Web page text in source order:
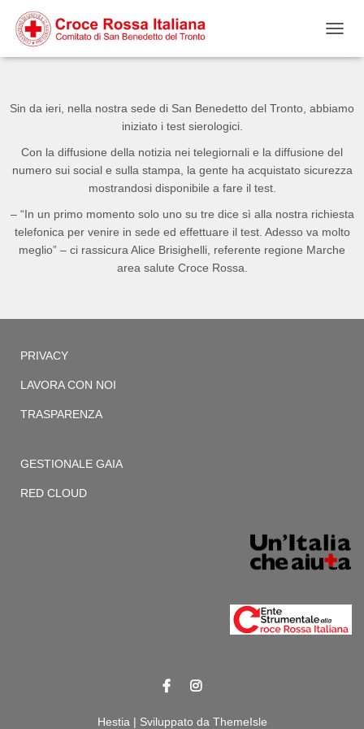
contenuto
alla
navigazione
footer
Sin da ieri, nella nostra sede di San Benedetto del Tronto, abbiamo
iniziato i test sierologici.
Con la diffusione della notizia nei telegiornali e la diffusione del
numero sui social e sulla stampa, la gente ha acquistato sicurezza
mostrandosi disponibile a fare il test.
– “In un primo momento solo uno su tre dice sì alla nostra richiesta
telefonica per venire in sede ed effettuare il test. Adesso va molto
meglio” – ci rassicura Alice Brisighelli, referente regione Marche
area salute Croce Rossa.
PRIVACY
LAVORA CON NOI
TRASPARENZA
GESTIONALE GAIA
RED CLOUD
Hestia | Sviluppato da ThemeIsle